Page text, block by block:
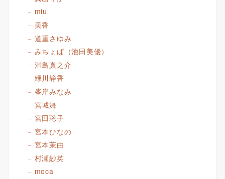
miu
美香
道重さゆみ
みちょぱ（池田美優）
満島真之介
緑川静香
峯岸みなみ
宮城舞
宮田聡子
宮本ひなの
宮本茉由
村瀬紗英
moca